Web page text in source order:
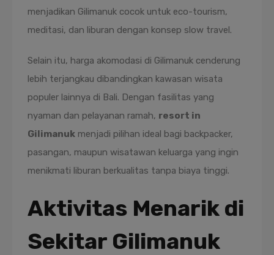
menjadikan Gilimanuk cocok untuk eco-tourism,
meditasi, dan liburan dengan konsep slow travel.
Selain itu, harga akomodasi di Gilimanuk cenderung
lebih terjangkau dibandingkan kawasan wisata
populer lainnya di Bali. Dengan fasilitas yang
nyaman dan pelayanan ramah, resort in
Gilimanuk menjadi pilihan ideal bagi backpacker,
pasangan, maupun wisatawan keluarga yang ingin
menikmati liburan berkualitas tanpa biaya tinggi.
Aktivitas Menarik di
Sekitar Gilimanuk